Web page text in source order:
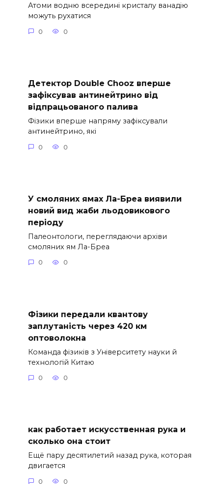
Атоми водню всередині кристалу ванадію
можуть рухатися
0 0
Детектор Double Chooz вперше
зафіксував антинейтрино від
відпрацьованого палива
Фізики вперше напряму зафіксували
антинейтрино, які
0 0
У смоляних ямах Ла-Бреа виявили
новий вид жаби льодовикового
періоду
Палеонтологи, переглядаючи архіви
смоляних ям Ла-Бреа
0 0
Фізики передали квантову
заплутаність через 420 км
оптоволокна
Команда фізиків з Університету науки й
технологій Китаю
0 0
как работает искусственная рука и
сколько она стоит
Ещё пару десятилетий назад рука, которая
двигается
0 0